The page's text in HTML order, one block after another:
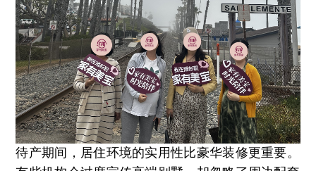
待产期间，居住环境的实用性比豪华装修更重要。